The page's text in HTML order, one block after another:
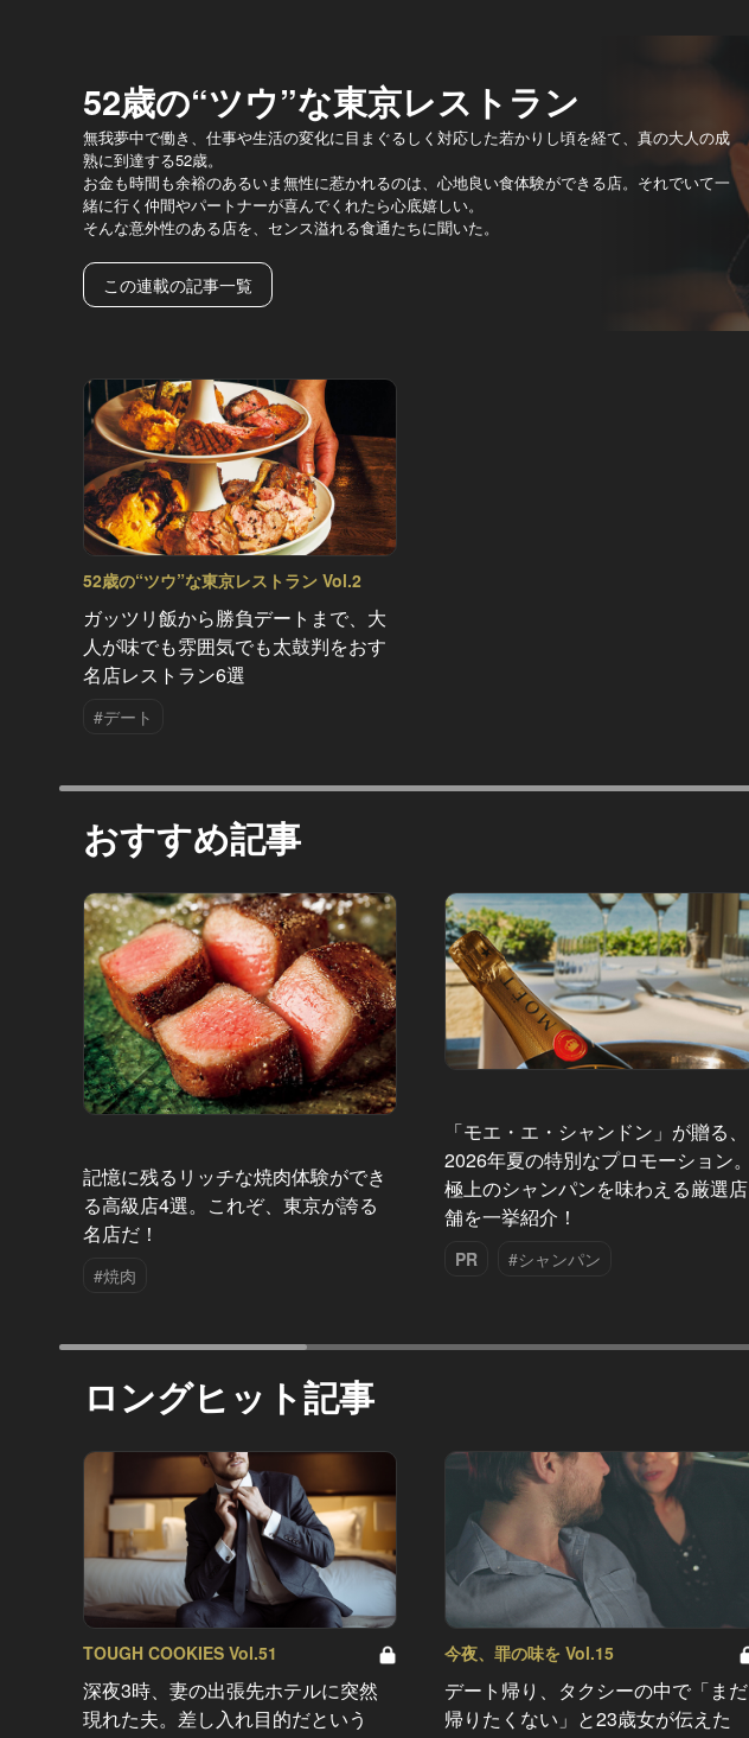
52歳の“ツウ”な東京レストラン
無我夢中で働き、仕事や生活の変化に目まぐるしく対応した若かりし頃を経て、真の大人の成
熟に到達する52歳。
お金も時間も余裕のあるいま無性に惹かれるのは、心地良い食体験ができる店。それでいて一
緒に行く仲間やパートナーが喜んでくれたら心底嬉しい。
そんな意外性のある店を、センス溢れる食通たちに聞いた。
この連載の記事一覧
52歳の“ツウ”な東京レストラン Vol.2
ガッツリ飯から勝負デートまで、大
人が味でも雰囲気でも太鼓判をおす
名店レストラン6選
#デート
おすすめ記事
記憶に残るリッチな焼肉体験ができ
る高級店4選。これぞ、東京が誇る
名店だ！
#焼肉
「モエ・エ・シャンドン」が贈る、
2026年夏の特別なプロモーション。
極上のシャンパンを味わえる厳選店
舗を一挙紹介！
PR #シャンパン
ロングヒット記事
TOUGH COOKIES Vol.51
深夜3時、妻の出張先ホテルに突然
現れた夫。差し入れ目的だという
今夜、罪の味を Vol.15
デート帰り、タクシーの中で「まだ
帰りたくない」と23歳女が伝えた